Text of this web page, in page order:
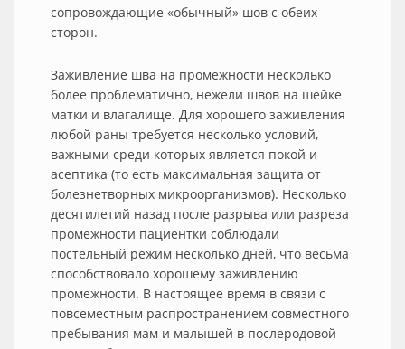
сопровождающие «обычный» шов с обеих
сторон.
Заживление шва на промежности несколько
более проблематично, нежели швов на шейке
матки и влагалище. Для хорошего заживления
любой раны требуется несколько условий,
важными среди которых является покой и
асептика (то есть максимальная защита от
болезнетворных микроорганизмов). Несколько
десятилетий назад после разрыва или разреза
промежности пациентки соблюдали
постельный режим несколько дней, что весьма
способствовало хорошему заживлению
промежности. В настоящее время в связи с
повсеместным распространением совместного
пребывания мам и малышей в послеродовой